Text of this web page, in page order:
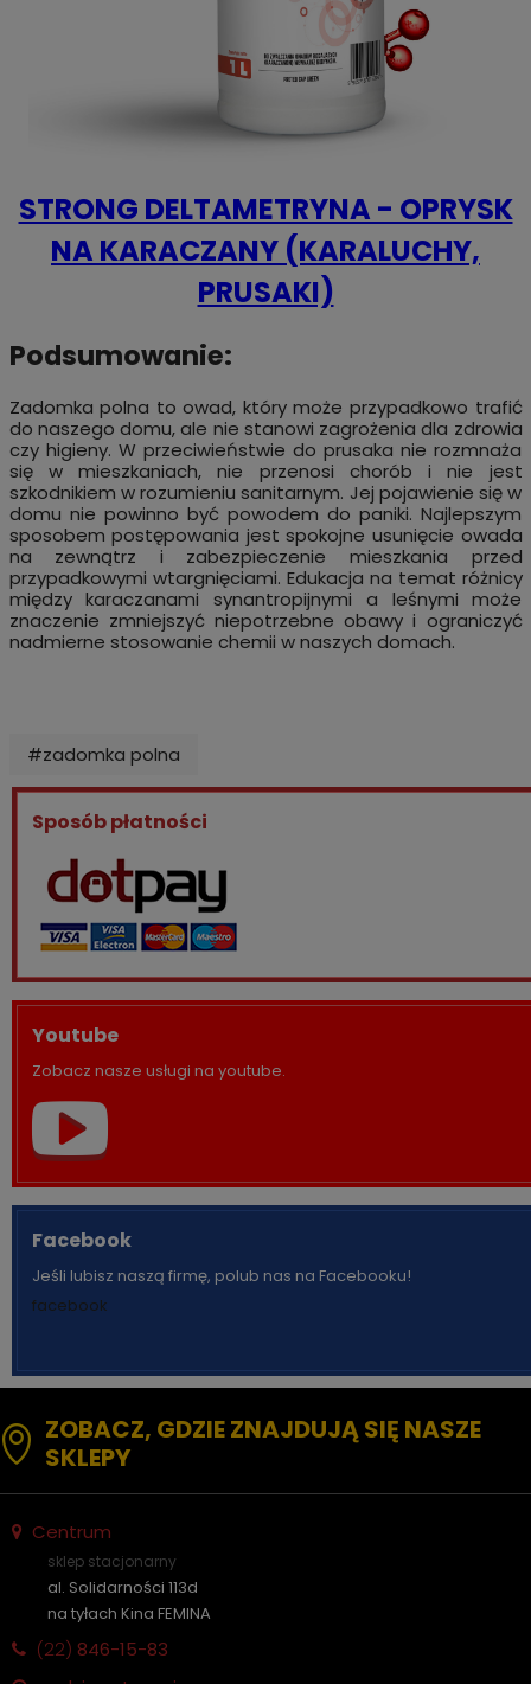
STRONG DELTAMETRYNA - OPRYSK
NA KARACZANY (KARALUCHY,
PRUSAKI)
Podsumowanie:
Zadomka polna to owad, który może przypadkowo trafić
do naszego domu, ale nie stanowi zagrożenia dla zdrowia
czy higieny. W przeciwieństwie do prusaka nie rozmnaża
się w mieszkaniach, nie przenosi chorób i nie jest
szkodnikiem w rozumieniu sanitarnym. Jej pojawienie się w
domu nie powinno być powodem do paniki. Najlepszym
sposobem postępowania jest spokojne usunięcie owada
na zewnątrz i zabezpieczenie mieszkania przed
przypadkowymi wtargnięciami. Edukacja na temat różnicy
między karaczanami synantropijnymi a leśnymi może
znaczenie zmniejszyć niepotrzebne obawy i ograniczyć
nadmierne stosowanie chemii w naszych domach.
#zadomka polna
Sposób płatności
Youtube
Zobacz nasze usługi na youtube.
Facebook
Jeśli lubisz naszą firmę, polub nas na Facebooku!
facebook
ZOBACZ, GDZIE ZNAJDUJĄ SIĘ NASZE
SKLEPY
Centrum
sklep stacjonarny
al. Solidarności 113d
na tyłach Kina FEMINA
(22) 846-15-83